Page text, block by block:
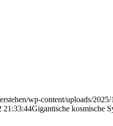
wp-content/uploads/
21:33:44Gigantische kosmische